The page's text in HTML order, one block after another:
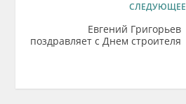
СЛЕДУЮЩЕЕ
Евгений Григорьев
поздравляет с Днем строителя